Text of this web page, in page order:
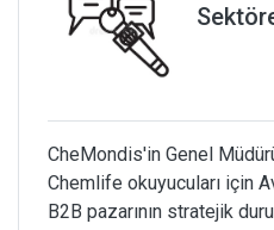
CheMondis'in Genel
Chemlife okuyucuları için
B2B pazarının stratejik